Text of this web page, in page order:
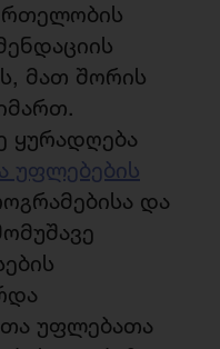
მათ შორის
ყურადღება
უფლებების
და
უფლებათა